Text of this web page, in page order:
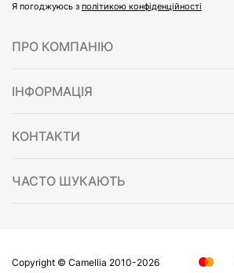
Я погоджуюсь з політикою конфіденційності
ПРО КОМПАНІЮ
ІНФОРМАЦІЯ
КОНТАКТИ
ЧАСТО ШУКАЮТЬ
Copyright © Сamellia 2010-2026